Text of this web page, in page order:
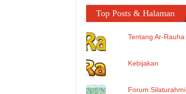
Top Posts & Halaman
Tentang Ar-Rauha
Kebijakan
Forum Silaturahmi